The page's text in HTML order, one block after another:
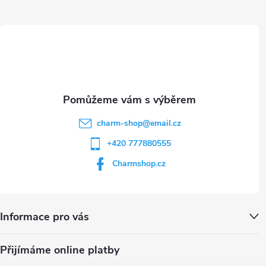
charm-shop@email.cz
+420 777880555
Charmshop.cz
Informace pro vás
Přijímáme online platby